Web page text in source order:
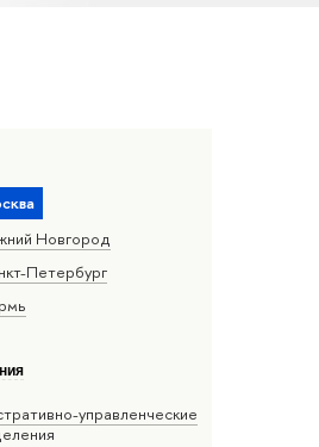
Новгород
Петербург
управленческие